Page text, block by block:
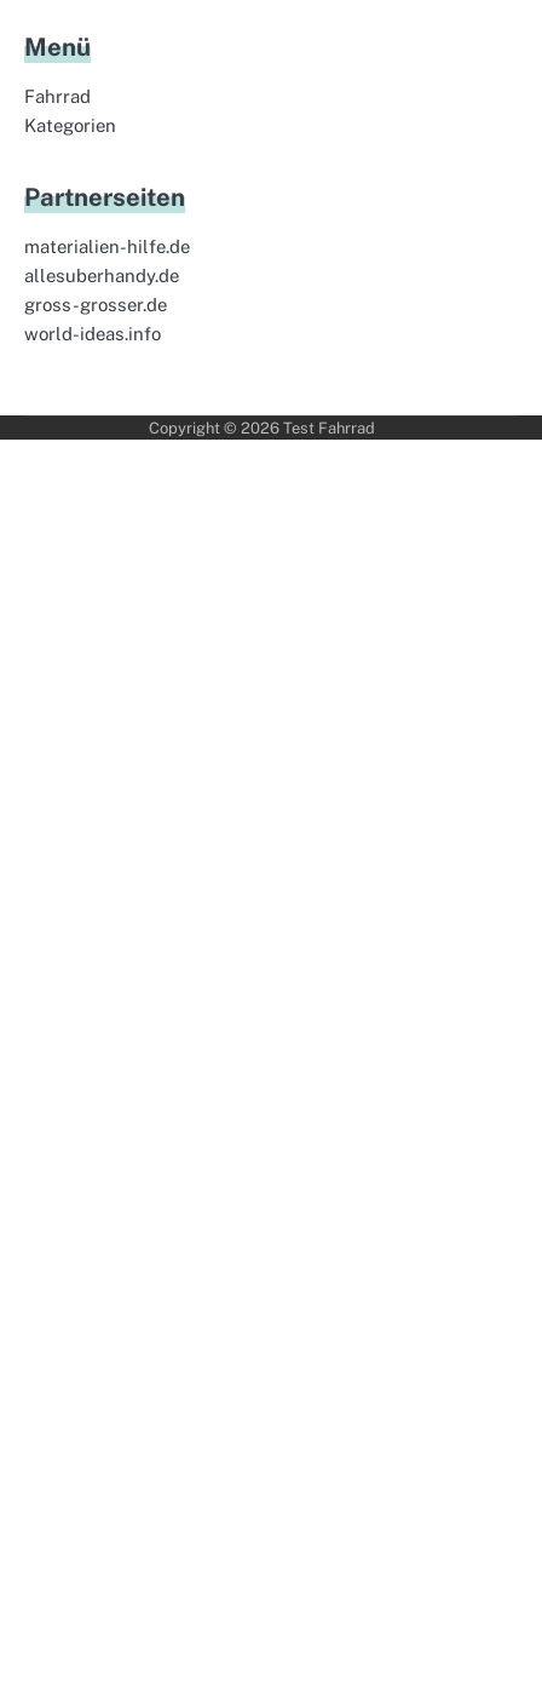
Menü
Fahrrad
Kategorien
Partnerseiten
materialien-hilfe.de
allesuberhandy.de
gross-grosser.de
world-ideas.info
Copyright © 2026 Test Fahrrad